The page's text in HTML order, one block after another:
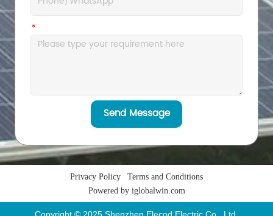
*Message
Send Message
Privacy Policy
Terms and Conditions
Powered by iglobalwin.com